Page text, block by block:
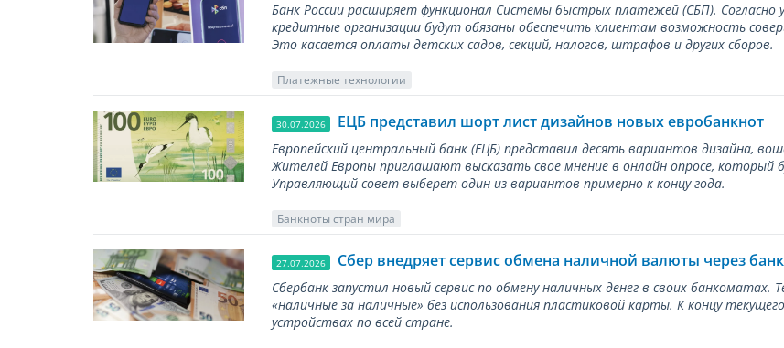
Банк России расширяет функционал Системы быстрых платежей (СБП).
кредитные организации будут обязаны обеспечить клиентам возможность
Это касается оплаты детских садов, секций, налогов, штрафов и других сборов.
Платежные технологии
30.07.2026 ЕЦБ представил шорт лист дизайнов новых евробанкнот
Европейский центральный банк (ЕЦБ) представил десять вариантов дизайна,
Жителей Европы приглашают высказать свое мнение в онлайн опросе,
Управляющий совет выберет один из вариантов примерно к концу года.
Банкноты стран мира
27.07.2026 Сбер внедряет сервис обмена наличной валюты через
Сбербанк запустил новый сервис по обмену наличных денег в своих
«наличные за наличные» без использования пластиковой карты. К концу
устройствах по всей стране.